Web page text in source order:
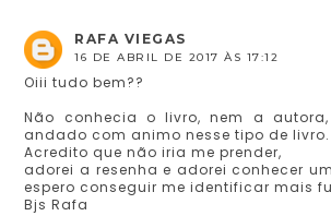
RAFA VIEGAS
16 DE ABRIL DE 2017 ÀS 17:12
Oiii tudo bem??
Não conhecia o livro, nem a
andado com animo nesse tipo de livro.
Acredito que não iria me prender,
adorei a resenha e adorei conhecer
espero conseguir me identificar mais
Bjs Rafa